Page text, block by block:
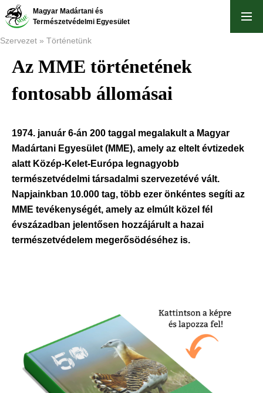
Ugrás
tartalomra
Magyar Madártani és
Természetvédelmi Egyesület
Morzsa
Szervezet Történetünk
Az MME történetének
fontosabb állomásai
1974. január 6-án 200 taggal megalakult a Magyar
Madártani Egyesület (MME), amely az eltelt évtizedek
alatt Közép-Kelet-Európa legnagyobb
természetvédelmi társadalmi szervezetévé vált.
Napjainkban 10.000 tag, több ezer önkéntes segíti az
MME tevékenységét, amely az elmúlt közel fél
évszázadban jelentősen hozzájárult a hazai
természetvédelem megerősödéséhez is.